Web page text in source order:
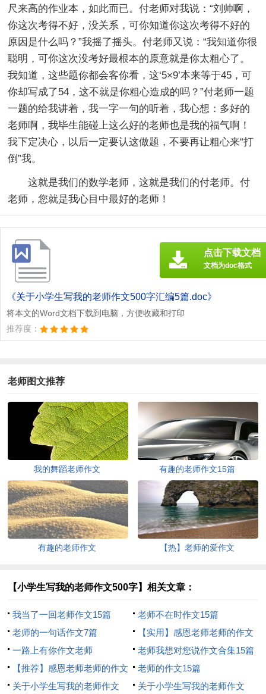
尺来高的作业本，如此而已。付老师对我说：“刘帅啊，
你这次考得不好，没关系，可你知道你这次考得不好的
原因是什么吗？”我摇了摇头。付老师又说：“我知道你很
聪明，可你这次没考好最根本的原意就是你太粗心了。
我知道，这些题你都会客你看，这‘5×9’本来等于45，可
你却写成了54，这不就是你粗心造成的吗？”付老师一题
一题的给我讲着，我一字一句的听着，我心想：多好的
老师啊，我毕生能碰上这么好的老师也是我的福气啊！
我下定决心，以后一定要认这做题，不要再让粗心来“打
倒”我。
这就是我们的数学老师，这就是我们的付老师。付
老师，您就是我心目中最好的老师！
《关于小学生写我的老师作文500字汇编5篇.doc》
将本文的Word文档下载到电脑，方便收藏和打印
推荐度：
点击下载文档
文档为doc格式
老师图文推荐
我的舞蹈老师作文 有趣的老师作文15篇
有趣的老师作文 【热】老师的爱作文
【小学生写我的老师作文500字】相关文章：
我当了一回老师作文15篇
老师不在时作文15篇
老师的一句话作文7篇
【实用】感恩老师老师的作文
500字7篇
一路上有你作文老师
老师我想对您说作文合集15篇
【推荐】感恩老师老师的作文
500字锦集7篇
老师的作文15篇
关于小学生写我的老师作文
关于小学生写我的老师作文